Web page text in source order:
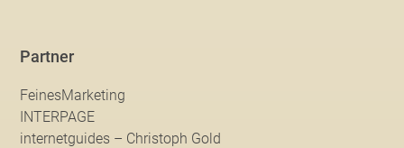
Partner
FeinesMarketing
INTERPAGE
internetguides – Christoph Gold